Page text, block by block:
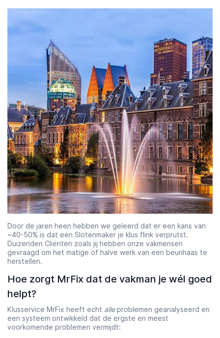
Door de jaren heen hebben we geleerd dat er een kans van
~40-50% is dat een Slotenmaker je klus flink verprutst.
Duizenden Cliënten zoals jij hebben onze vakmensen
gevraagd om het matige of halve werk van een beunhaas te
herstellen.
Hoe zorgt MrFix dat de vakman je wél goed
helpt?
Klusservice MrFix heeft echt alleproblemen geanalyseerd en
een systeem ontwikkeld dat de ergste en meest
voorkomende problemen vermijdt: